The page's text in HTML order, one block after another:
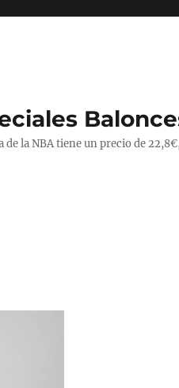
la NBA tiene un precio de